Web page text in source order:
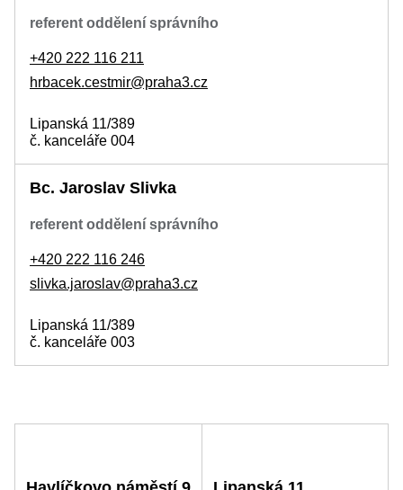
referent oddělení správního
+420 222 116 211
hrbacek.cestmir@praha3.cz
Lipanská 11/389
č. kanceláře 004
Bc. Jaroslav Slivka
referent oddělení správního
+420 222 116 246
slivka.jaroslav@praha3.cz
Lipanská 11/389
č. kanceláře 003